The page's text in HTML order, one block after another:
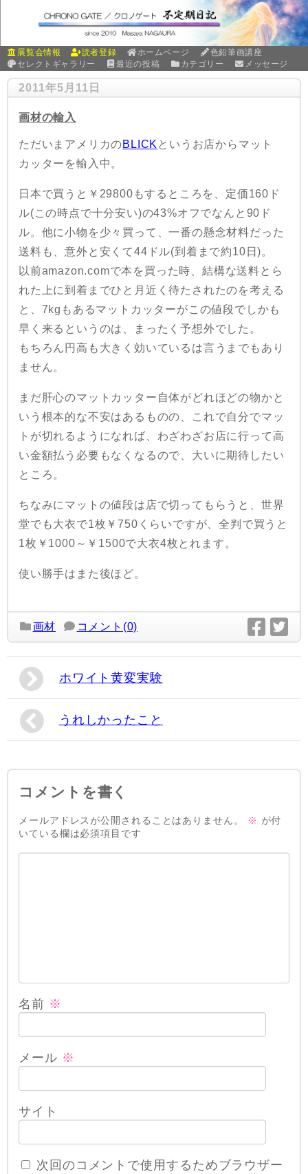
展覧会情報 読者登録 ホームページ
色鉛筆画講座
セレクトギャラリー
最近の投稿 カテゴリー メッセージ
2011年5月11日
画材の輸入
ただいまアメリカのBLICK というお店からマット
カッターを輸入中。
日本で買うと￥29800もするところを、定価160ド
ル(この時点で十分安い)の43%オフでなんと90ド
ル。他に小物を少々買って、一番の懸念材料だった
送料も、意外と安くて44ドル(到着まで約10日)。
以前amazon.comで本を買った時、結構な送料とら
れた上に到着までひと月近く待たされたのを考える
と、7kgもあるマットカッターがこの値段でしかも
早く来るというのは、まったく予想外でした。
もちろん円高も大きく効いているは言うまでもあり
ません。
まだ肝心のマットカッター自体がどれほどの物かと
いう根本的な不安はあるものの、これで自分でマッ
トが切れるようになれば、わざわざお店に行って高
い金額払う必要もなくなるので、大いに期待したい
ところ。
ちなみにマットの値段は店で切ってもらうと、世界
堂でも大衣で1枚￥750くらいですが、全判で買うと
1枚￥1000～￥1500で大衣4枚とれます。
使い勝手はまた後ほど。
画材 コメント(0)
ホワイト黄変実験
うれしかったこと
コメントを書く
メールアドレスが公開されることはありません。 ※ が付
いている欄は必須項目です
名前 ※
メール ※
サイト
次回のコメントで使用するためブラウザー